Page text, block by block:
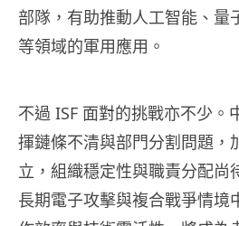
部隊，有助推動人工智能、量
等領域的軍用應用。
不過 ISF 面對的挑戰亦不少。
揮鏈條不清與部門分割問題，
立，組織穩定性與職責分配尚
長期電子攻擊與複合戰爭情境